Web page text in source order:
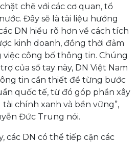
chẽ với các cơ quan, tổ
Đây sẽ là tài liệu hướng
DN hiểu rõ hơn về cách tích
kinh doanh, đồng thời đảm
công bố thông tin. Chúng
của sổ tay này, DN Việt Nam
tin cần thiết để từng bước
quốc tế, từ đó góp phần xây
chính xanh và bền vững”,
Đức Trung nói.
các DN có thể tiếp cận các